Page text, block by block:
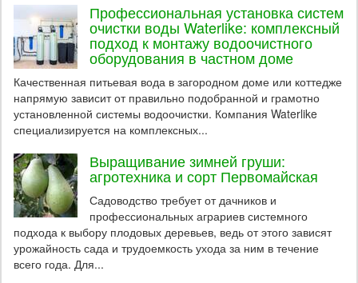
Профессиональная установка систем
очистки воды Waterlike: комплексный
подход к монтажу водоочистного
оборудования в частном доме
Качественная питьевая вода в загородном доме или коттедже
напрямую зависит от правильно подобранной и грамотно
установленной системы водоочистки. Компания Waterlike
специализируется на комплексных...
Выращивание зимней груши:
агротехника и сорт Первомайская
Садоводство требует от дачников и
профессиональных аграриев системного
подхода к выбору плодовых деревьев, ведь от этого зависят
урожайность сада и трудоемкость ухода за ним в течение
всего года. Для...